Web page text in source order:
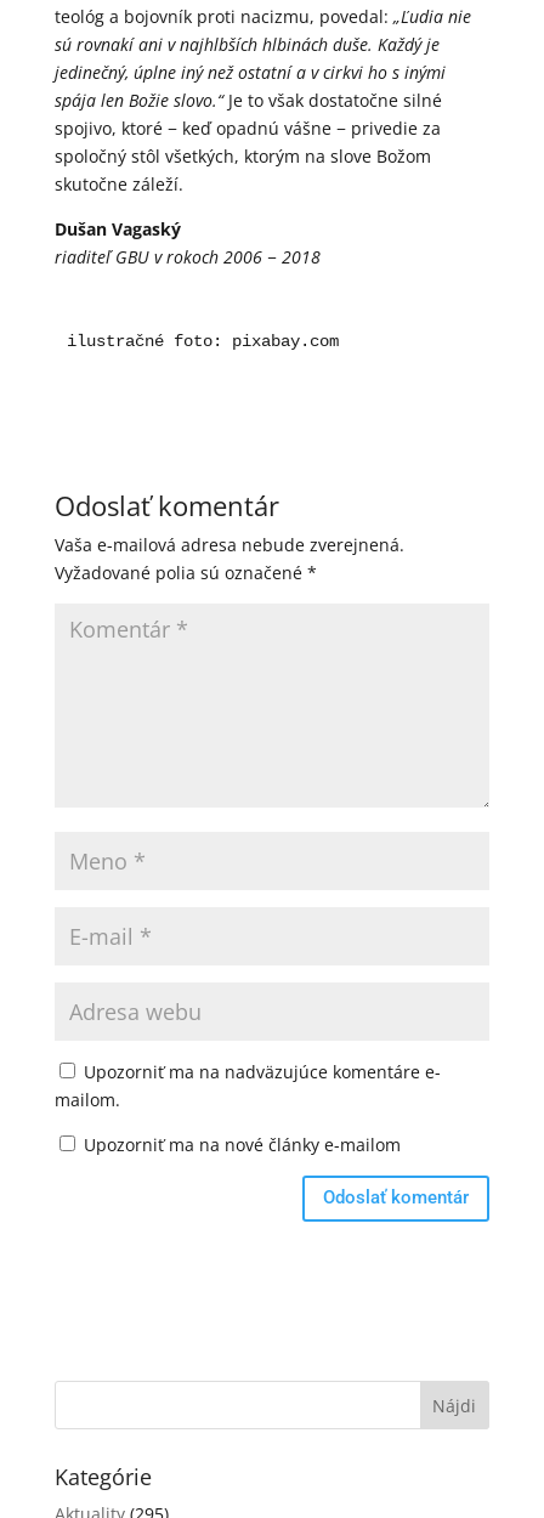
teológ a bojovník proti nacizmu, povedal: „Ľudia nie
sú rovnakí ani v najhlbších hlbinách duše. Každý je
jedinečný, úplne iný než ostatní a v cirkvi ho s inými
spája len Božie slovo.“ Je to však dostatočne silné
spojivo, ktoré − keď opadnú vášne − privedie za
spoločný stôl všetkých, ktorým na slove Božom
skutočne záleží.
Dušan Vagaský
riaditeľ GBU v rokoch 2006 − 2018
ilustračné foto: pixabay.com
Odoslať komentár
Vaša e-mailová adresa nebude zverejnená.
Vyžadované polia sú označené *
Upozorniť ma na nadväzujúce komentáre e-
mailom.
Upozorniť ma na nové články e-mailom
Kategórie